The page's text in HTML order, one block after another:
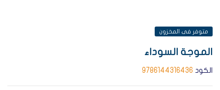
متوفر فى المخزون
الموجة السوداء
الكود 9786144316436